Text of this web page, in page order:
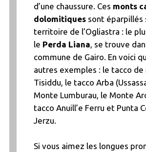
d’une chaussure. Ces monts
dolomitiques sont éparpillés
territoire de l’Ogliastra : le
le Perda Liana , se trouve
commune de Gairo. En voici
autres exemples : le tacco de
Tisiddu, le tacco Arba
Monte Lumburau, le Monte
tacco Anuill’e Ferru et Punta
Jerzu.
Si vous aimez les longues